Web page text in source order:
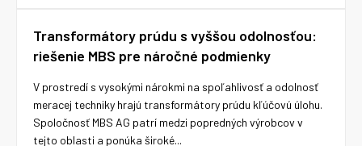
Transformátory prúdu s vyššou odolnosťou:
riešenie MBS pre náročné podmienky
V prostredí s vysokými nárokmi na spoľahlivosť a odolnosť
meracej techniky hrajú transformátory prúdu kľúčovú úlohu.
Spoločnosť MBS AG patrí medzi popredných výrobcov v
tejto oblasti a ponúka široké...